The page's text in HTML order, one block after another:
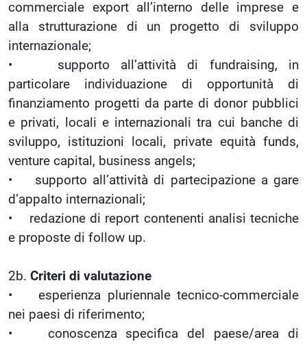
commerciale export all’interno delle imprese e
alla strutturazione di un progetto di sviluppo
internazionale;
• supporto all’attività di fundraising, in
particolare individuazione di opportunità di
finanziamento progetti da parte di donor pubblici
e privati, locali e internazionali tra cui banche di
sviluppo, istituzioni locali, private equità funds,
venture capital, business angels;
• supporto all’attività di partecipazione a gare
d’appalto internazionali;
• redazione di report contenenti analisi tecniche
e proposte di follow up.
2b. Criteri di valutazione
• esperienza pluriennale tecnico-commerciale
nei paesi di riferimento;
• conoscenza specifica del paese/area di